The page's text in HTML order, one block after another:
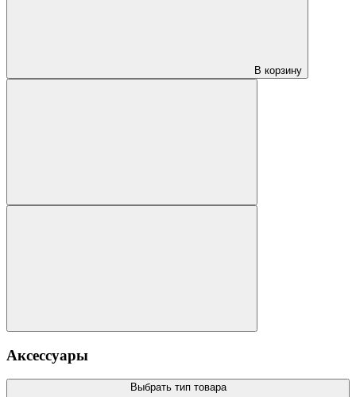
В корзину
Аксессуары
Выбрать тип товара